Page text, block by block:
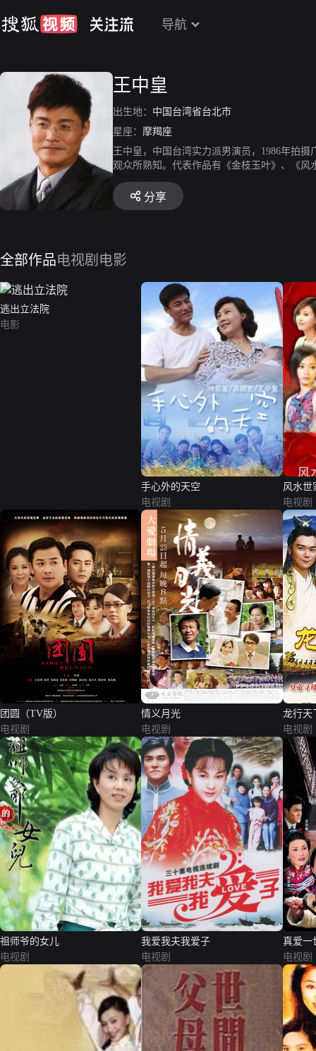
导航
王中皇
出生地： 中国台湾省台北市
星座： 摩羯座
王中皇，中国台湾实力派男演员，1986年拍
观众所熟知。代表作品有《金枝玉叶》、《风
分享
全部作品电视剧 电影
逃出立法院
电影
手心外的天空
电视剧
风水世
电视剧
团圆（TV版）
电视剧
情义月光
电视剧
龙行天
电视剧
祖师爷的女儿
电视剧
我爱我夫我爱子
电视剧
真爱一
电视剧